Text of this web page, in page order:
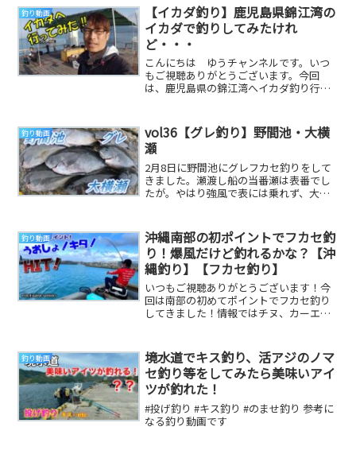
釣り動画
【イカダ釣り】鹿児島県錦江湾の
イカダで釣りしてみたけれ
ど・・・
こんにちは ゆうチャンネルです。いつ
もご視聴ありがとうございます。今回
は、鹿児島県の錦江湾へイカダ釣り行っ
釣り動画
vol36【グレ釣り】野間池・大横
瀬
2月8日に野間池にグレフカセ釣りをして
きました。瀬渡し船の当番瀬は表番でし
たが。やはり強風で表には乗れず、大横
釣り動画
沖縄南部の初ポイントでフカセ釣
り！爆風だけど釣れるかな？【沖
縄釣り】【フカセ釣り】
いつもご視聴ありがとうございます！今
回は南部の初めてポイントでフカセ釣り
してきました！情報ではチヌ、カーエ
釣り動画
境水道でキス釣り、活アジのノマ
セ釣り等をしてみたら美味いアイ
ツが釣れた！
#投げ釣り #キス釣り #のませ釣り 参考に
なる釣り動画です